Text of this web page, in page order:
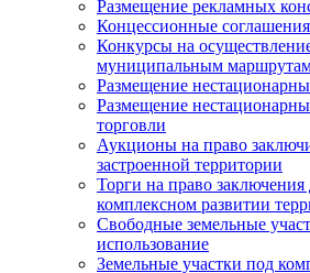
Размещение рекламных
Концессионные соглашения
Конкурсы на
муниципальным
Размещение
Размещение
торговли
Аукционы на право
застроенной территории
Торги на право заключения
комплексном развитии
Свободные земельные
использование
Земельные участки под